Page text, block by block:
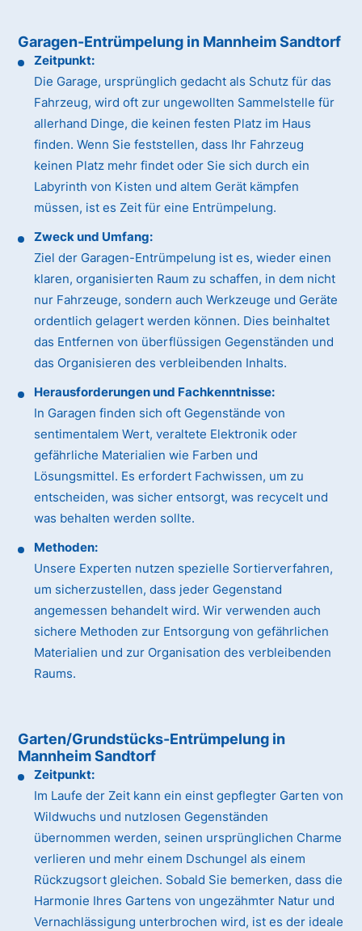
Garagen-Entrümpelung in Mannheim Sandtorf
Zeitpunkt:
Die Garage, ursprünglich gedacht als Schutz für das
Fahrzeug, wird oft zur ungewollten Sammelstelle für
allerhand Dinge, die keinen festen Platz im Haus
finden. Wenn Sie feststellen, dass Ihr Fahrzeug
keinen Platz mehr findet oder Sie sich durch ein
Labyrinth von Kisten und altem Gerät kämpfen
müssen, ist es Zeit für eine Entrümpelung.
Zweck und Umfang:
Ziel der Garagen-Entrümpelung ist es, wieder einen
klaren, organisierten Raum zu schaffen, in dem nicht
nur Fahrzeuge, sondern auch Werkzeuge und Geräte
ordentlich gelagert werden können. Dies beinhaltet
das Entfernen von überflüssigen Gegenständen und
das Organisieren des verbleibenden Inhalts.
Herausforderungen und Fachkenntnisse:
In Garagen finden sich oft Gegenstände von
sentimentalem Wert, veraltete Elektronik oder
gefährliche Materialien wie Farben und
Lösungsmittel. Es erfordert Fachwissen, um zu
entscheiden, was sicher entsorgt, was recycelt und
was behalten werden sollte.
Methoden:
Unsere Experten nutzen spezielle Sortierverfahren,
um sicherzustellen, dass jeder Gegenstand
angemessen behandelt wird. Wir verwenden auch
sichere Methoden zur Entsorgung von gefährlichen
Materialien und zur Organisation des verbleibenden
Raums.
Garten/Grundstücks-Entrümpelung in
Mannheim Sandtorf
Zeitpunkt:
Im Laufe der Zeit kann ein einst gepflegter Garten von
Wildwuchs und nutzlosen Gegenständen
übernommen werden, seinen ursprünglichen Charme
verlieren und mehr einem Dschungel als einem
Rückzugsort gleichen. Sobald Sie bemerken, dass die
Harmonie Ihres Gartens von ungezähmter Natur und
Vernachlässigung unterbrochen wird, ist es der ideale